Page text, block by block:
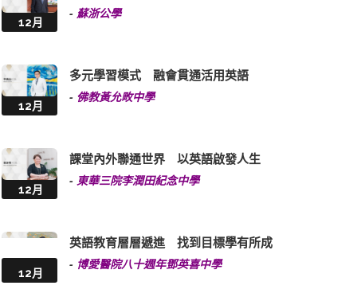
12月
- 蘇浙公學
12月
多元學習模式 融會貫通活用英語
- 佛教黃允畋中學
12月
課堂內外聯通世界 以英語啟發人生
- 東華三院李潤田紀念中學
12月
英語教育層層遞進 找到目標學有所成
- 博愛醫院八十週年鄧英喜中學